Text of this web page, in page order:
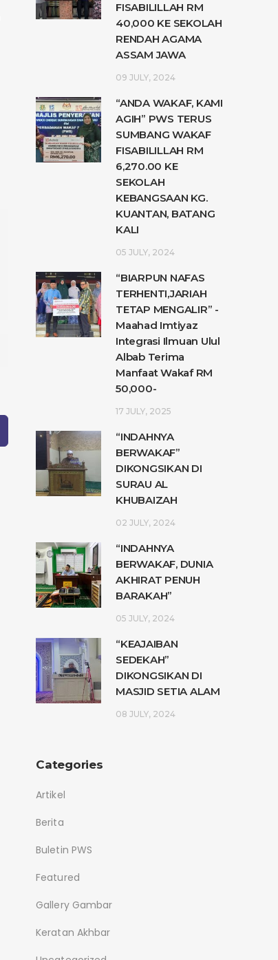
FISABILILLAH RM
40,000 KE SEKOLAH
RENDAH AGAMA
ASSAM JAWA
09 JULY, 2024
“ANDA WAKAF, KAMI
AGIH” PWS TERUS
SUMBANG WAKAF
FISABILILLAH RM
6,270.00 KE
SEKOLAH
KEBANGSAAN KG.
KUANTAN, BATANG
KALI
05 JULY, 2024
“BIARPUN NAFAS
TERHENTI,JARIAH
TETAP MENGALIR” -
Maahad Imtiyaz
Integrasi Ilmuan Ulul
Albab Terima
Manfaat Wakaf RM
50,000-
17 JULY, 2025
“INDAHNYA
BERWAKAF”
DIKONGSIKAN DI
SURAU AL
KHUBAIZAH
02 JULY, 2024
“INDAHNYA
BERWAKAF, DUNIA
AKHIRAT PENUH
BARAKAH”
05 JULY, 2024
“KEAJAIBAN
SEDEKAH”
DIKONGSIKAN DI
MASJID SETIA ALAM
08 JULY, 2024
Categories
Artikel
Berita
Buletin PWS
Featured
Gallery Gambar
Keratan Akhbar